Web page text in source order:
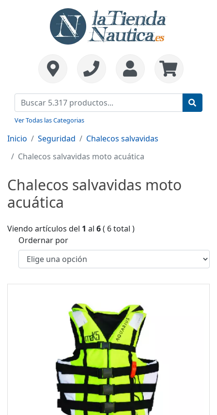
Ver Todas las Categorias
Inicio Seguridad
Chalecos salvavidas
Chalecos salvavidas moto acuática
Chalecos salvavidas moto
acuática
Viendo artículos del 1 al 6( 6 total )
Ordernar por